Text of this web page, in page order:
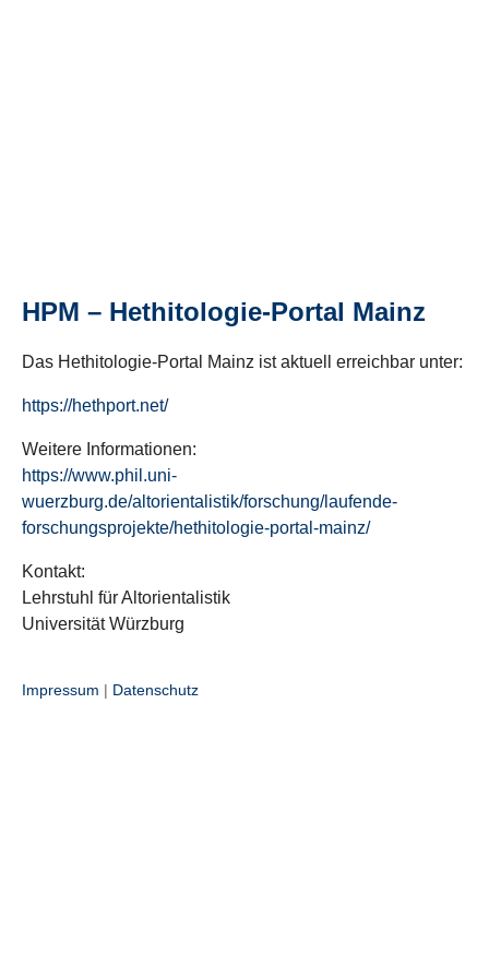
HPM – Hethitologie-Portal Mainz
Das Hethitologie-Portal Mainz ist aktuell erreichbar unter:
https://hethport.net/
Weitere Informationen:
https://www.phil.uni-
wuerzburg.de/altorientalistik/forschung/laufende-
forschungsprojekte/hethitologie-portal-mainz/
Kontakt:
Lehrstuhl für Altorientalistik
Universität Würzburg
Impressum | Datenschutz